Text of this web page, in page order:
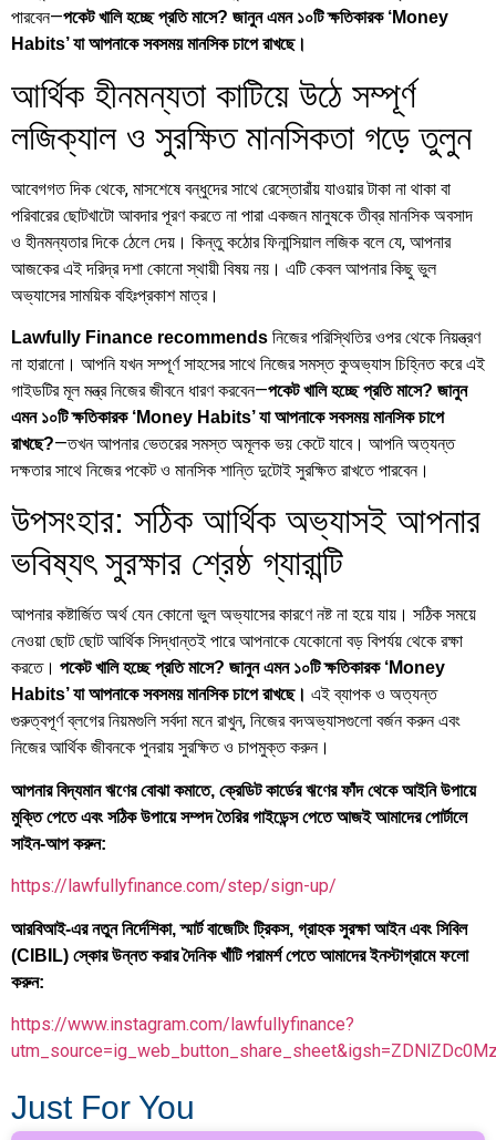
পারবেন—পকেট খালি হচ্ছে প্রতি মাসে? জানুন এমন ১০টি ক্ষতিকারক ‘Money
Habits’ যা আপনাকে সবসময় মানসিক চাপে রাখছে।
আর্থিক হীনমন্যতা কাটিয়ে উঠে সম্পূর্ণ
লজিক্যাল ও সুরক্ষিত মানসিকতা গড়ে তুলুন
আবেগগত দিক থেকে, মাসশেষে বন্ধুদের সাথে রেস্তোরাঁয় যাওয়ার টাকা না থাকা বা
পরিবারের ছোটখাটো আবদার পূরণ করতে না পারা একজন মানুষকে তীব্র মানসিক অবসাদ
ও হীনমন্যতার দিকে ঠেলে দেয়। কিন্তু কঠোর ফিনান্সিয়াল লজিক বলে যে, আপনার
আজকের এই দরিদ্র দশা কোনো স্থায়ী বিষয় নয়। এটি কেবল আপনার কিছু ভুল
অভ্যাসের সাময়িক বহিঃপ্রকাশ মাত্র।
Lawfully Finance recommends নিজের পরিস্থিতির ওপর থেকে নিয়ন্ত্রণ
না হারানো। আপনি যখন সম্পূর্ণ সাহসের সাথে নিজের সমস্ত কুঅভ্যাস চিহ্নিত করে এই
গাইডটির মূল মন্ত্র নিজের জীবনে ধারণ করবেন—পকেট খালি হচ্ছে প্রতি মাসে? জানুন
এমন ১০টি ক্ষতিকারক ‘Money Habits’ যা আপনাকে সবসময় মানসিক চাপে
রাখছে?—তখন আপনার ভেতরের সমস্ত অমূলক ভয় কেটে যাবে। আপনি অত্যন্ত
দক্ষতার সাথে নিজের পকেট ও মানসিক শান্তি দুটোই সুরক্ষিত রাখতে পারবেন।
উপসংহার: সঠিক আর্থিক অভ্যাসই আপনার
ভবিষ্যৎ সুরক্ষার শ্রেষ্ঠ গ্যারান্টি
আপনার কষ্টার্জিত অর্থ যেন কোনো ভুল অভ্যাসের কারণে নষ্ট না হয়ে যায়। সঠিক সময়ে
নেওয়া ছোট ছোট আর্থিক সিদ্ধান্তই পারে আপনাকে যেকোনো বড় বিপর্যয় থেকে রক্ষা
করতে। পকেট খালি হচ্ছে প্রতি মাসে? জানুন এমন ১০টি ক্ষতিকারক ‘Money
Habits’ যা আপনাকে সবসময় মানসিক চাপে রাখছে। এই ব্যাপক ও অত্যন্ত
গুরুত্বপূর্ণ ব্লগের নিয়মগুলি সর্বদা মনে রাখুন, নিজের বদঅভ্যাসগুলো বর্জন করুন এবং
নিজের আর্থিক জীবনকে পুনরায় সুরক্ষিত ও চাপমুক্ত করুন।
আপনার বিদ্যমান ঋণের বোঝা কমাতে, ক্রেডিট কার্ডের ঋণের ফাঁদ থেকে আইনি উপায়ে
মুক্তি পেতে এবং সঠিক উপায়ে সম্পদ তৈরির গাইডেন্স পেতে আজই আমাদের পোর্টালে
সাইন-আপ করুন:
https://lawfullyfinance.com/step/sign-up/
আরবিআই-এর নতুন নির্দেশিকা, স্মার্ট বাজেটিং ট্রিকস, গ্রাহক সুরক্ষা আইন এবং সিবিল
(CIBIL) স্কোর উন্নত করার দৈনিক খাঁটি পরামর্শ পেতে আমাদের ইনস্টাগ্রামে ফলো
করুন:
https://www.instagram.com/lawfullyfinance?
Just For You